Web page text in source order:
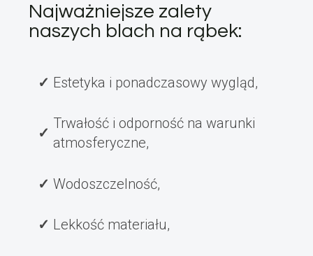
Najważniejsze zalety
naszych blach na rąbek:
Estetyka i ponadczasowy wygląd,
Trwałość i odporność na warunki
atmosferyczne,
Wodoszczelność,
Lekkość materiału,